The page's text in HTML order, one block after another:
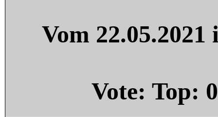
Vom
Vote: Top: 0